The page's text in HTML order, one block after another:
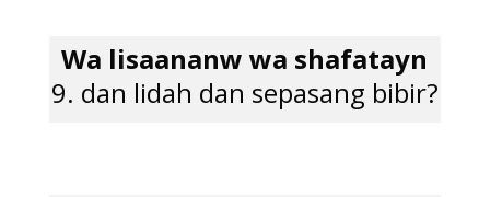
Wa lisaananw wa shafatayn
9. dan lidah dan sepasang bibir?